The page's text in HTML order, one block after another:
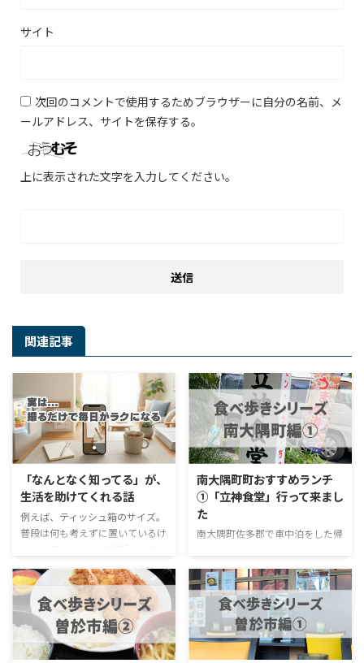
サイト
次回のコメントで使用するためブラウザーに自分の名前、メ
ールアドレス、サイトを保存する。
上に表示された文字を入力してください。
関連記事
「なんとなく知ってる」が、
生活を助けてくれる話
例えば、ティッシュ箱のサイズ。
普段は何も考えずに置いているけ
クになります。 ティッシュ箱の横
幅は、だいたい23cm前後。 つま
り、 「この棚、ティッシュ箱入
るかな？」 を想像できるように
なるんです。 引っ越しの日、「入
南大隅町町おすすめランチ
①「立神食堂」行って来まし
た
南大隅町佐多郡で車中泊をした帰
ったのですが、まさかの日曜日が
店休日（調べて行けやっ）で急遽
グルメサイトで調べると、何やら
評価の高いお店を見つけたので行
って見ました。 味は？コスパ
は？店の雰囲気は？さっそくレビ